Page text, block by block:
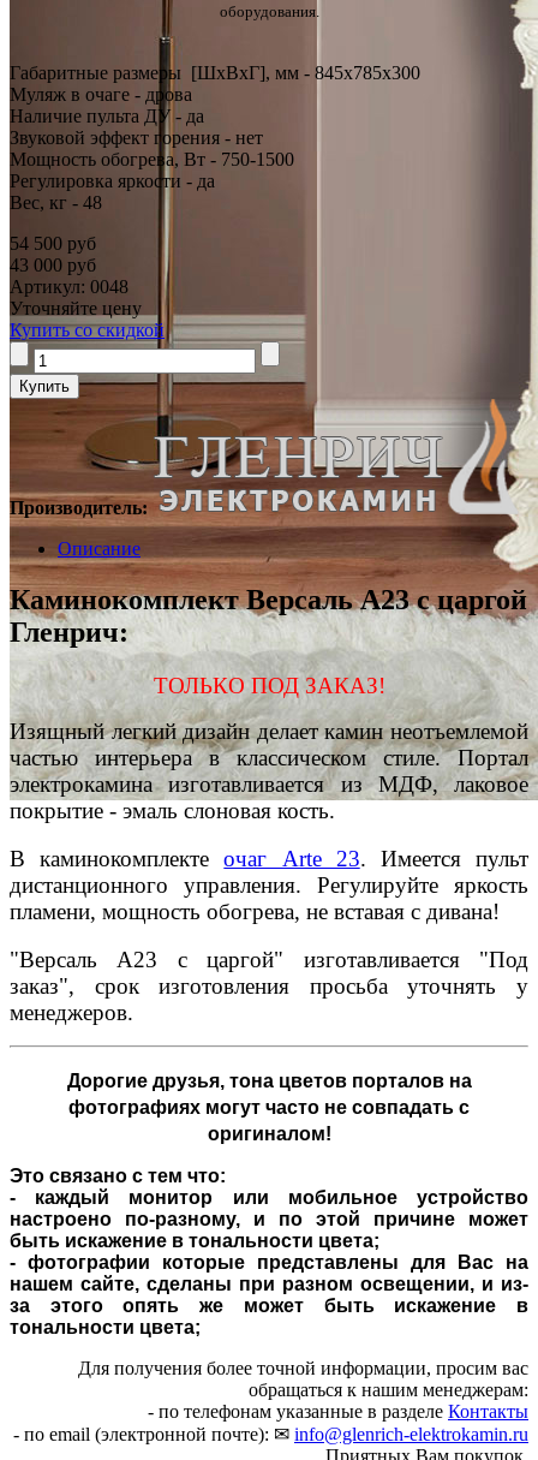
оборудования.
Габаритные размеры [ШxВxГ], мм - 845x785x300
Муляж в очаге - дрова
Наличие пульта ДУ - да
Звуковой эффект горения - нет
Мощность обогрева, Вт - 750-1500
Регулировка яркости - да
Вес, кг - 48
54 500 руб
43 000 руб
Артикул: 0048
Уточняйте цену
Купить со скидкой
Производитель:
Описание
Каминокомплект Версаль A23 с царгой
Гленрич:
ТОЛЬКО ПОД ЗАКАЗ!
Изящный легкий дизайн делает камин неотъемлемой
частью интерьера в классическом стиле. Портал
электрокамина изготавливается из МДФ, лаковое
покрытие - эмаль слоновая кость.
В каминокомплектеочаг Arte 23. Имеется пульт
дистанционного управления. Регулируйте яркость
пламени, мощность обогрева, не вставая с дивана!
"Версаль A23 с царгой" изготавливается "Под
заказ", срок изготовления просьба уточнять у
менеджеров.
Дорогие друзья,тона цветов порталов на
фотографиях могут часто не совпадать с
оригиналом!
Это связано с тем что:
- каждый монитор или мобильное устройство
настроено по-разному, и по этой причине может
быть искажение в тональности цвета;
- фотографии которые представлены для Вас на
нашем сайте, сделаны при разном освещении, и из-
за этого опять же может быть искажение в
тональности цвета;
Для получения более точной информации, просим вас
обращаться к нашим менеджерам:
- по телефонам указанные в разделе Контакты
- по email (электронной почте): ✉ info@glenrich-elektrokamin.ru
Приятных Вам покупок.